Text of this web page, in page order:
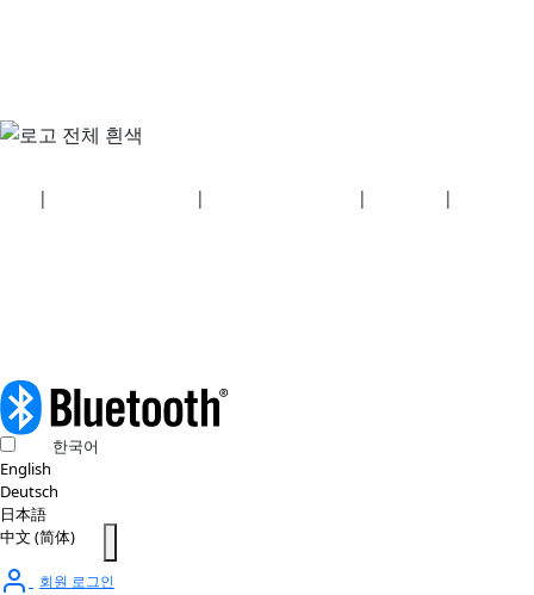
| | | |
한국어
English
Deutsch
日本語
中文 (简体)
회원 로그인